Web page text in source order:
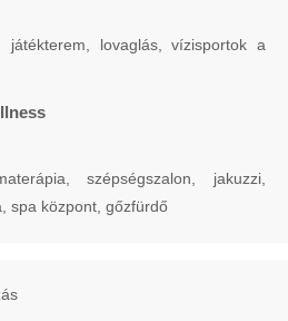
játékterem, lovaglás, vízisportok a
szépségszalon, jakuzzi,
spa központ, gőzfürdő